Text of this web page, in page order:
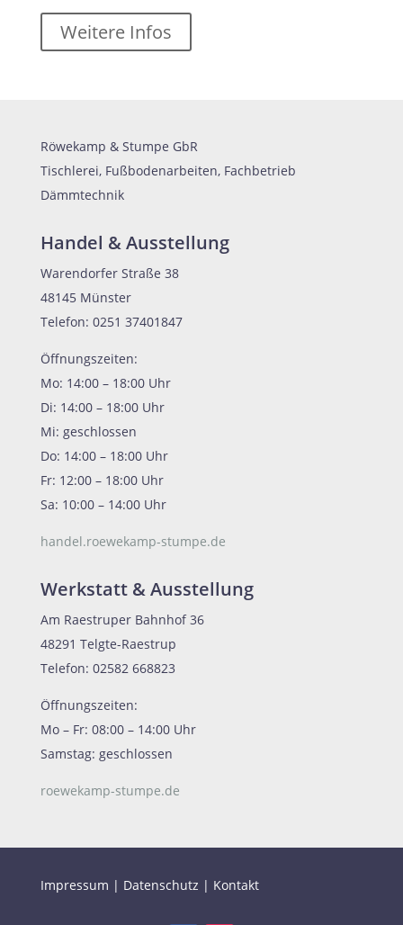
Weitere Infos
Röwekamp & Stumpe GbR
Tischlerei, Fußbodenarbeiten, Fachbetrieb
Dämmtechnik
Handel & Ausstellung
Warendorfer Straße 38
48145 Münster
Telefon: 0251 37401847
Öffnungszeiten:
Mo: 14:00 – 18:00 Uhr
Di: 14:00 – 18:00 Uhr
Mi: geschlossen
Do: 14:00 – 18:00 Uhr
Fr: 12:00 – 18:00 Uhr
Sa: 10:00 – 14:00 Uhr
handel.roewekamp-stumpe.de
Werkstatt & Ausstellung
Am Raestruper Bahnhof 36
48291 Telgte-Raestrup
Telefon: 02582 668823
Öffnungszeiten:
Mo – Fr: 08:00 – 14:00 Uhr
Samstag: geschlossen
roewekamp-stumpe.de
Impressum | Datenschutz | Kontakt